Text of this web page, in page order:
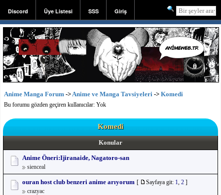
Discord Üye Listesi SSS Giriş
Kayıt
Anime Manga Forum -> Anime ve Manga Tavsiyeleri -> Komedi
Bu forumu gözden geçiren kullanıcılar: Yok
Komedi
Konular
Anime Öneri:Ijiranaide, Nagatoro-san
sienceal
ouran host club benzeri anime arıyorum [ Sayfaya git: 1 2 ]
crazyac